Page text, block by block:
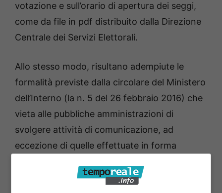
votazione e sull’orario di apertura dei seggi,
come da file in pdf distribuito dalla Direzione
Centrale dei Servizi Elettorali.
Allo stesso modo, risultano adempiute le
formalità previste dalla circolare del Ministero
dell’Interno (la n. 5 del 26 febbraio 2016) che
vieta alle pubbliche amministrazioni di
svolgere attività di comunicazione, ad
eccezione di quelle effettuate in forma
assolvimento delle proprie funzioni. Stante la